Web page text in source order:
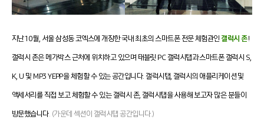
지난 10월, 서울 삼성동 코엑스에 개장한 국내 최초의 스마트폰 전문 체험관인갤럭시 존!
갤럭시 존은 메가박스 근처에 위치하고 있으며 태블릿 PC 갤럭시탭과 스마트폰 갤럭시 S,
K, U 및 MP3 YEPP을 체험할 수 있는 공간입니다. 갤럭시탭, 갤럭시의 애플리케이션 및
액세서리를 직접 보고 체험할 수 있는 갤럭시 존, 갤럭시탭을 사용해 보고자 많은 분들이
방문했습니다. (가운데 섹션이 갤럭시탭 공간입니다.)